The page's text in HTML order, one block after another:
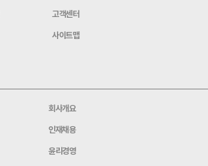
고객센터
사이트맵
회사개요
인재채용
윤리경영